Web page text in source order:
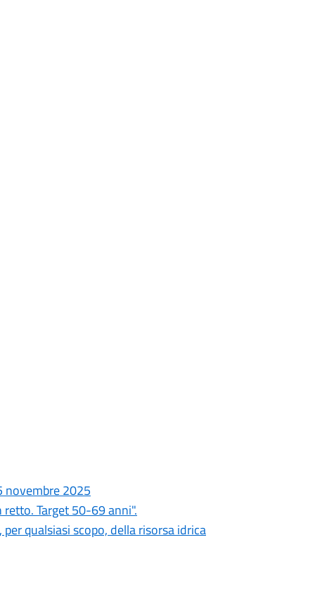
novembre 2025
Target 50-69 anni".
qualsiasi scopo, della risorsa idrica